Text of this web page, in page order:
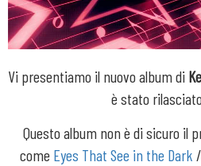
Vi presentiamo il nuovo album di
è stato
Questo album non è di sicuro il
come Eyes That See in the Dark /